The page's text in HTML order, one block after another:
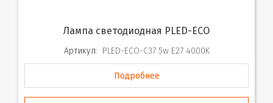
Лампа светодиодная PLED-ECO
Артикул: PLED-ECO-C37 5w E27 4000K
Подробнее